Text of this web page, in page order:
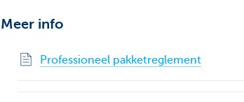
Meer info
Professioneel pakketreglement